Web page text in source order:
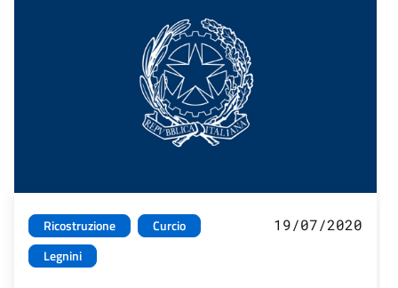
Ricostruzione
Curcio
Legnini
19/07/2020